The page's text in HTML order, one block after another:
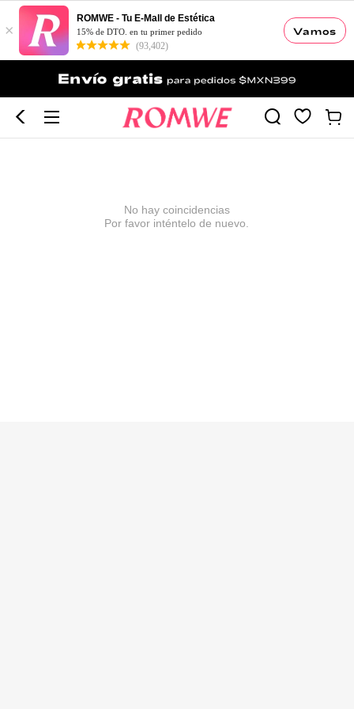
Vamos
×
ROMWE - Tu E-Mall de Estética
15% de DTO. en tu primer pedido
(93,402)
No hay coincidencias
Por favor inténtelo de nuevo.